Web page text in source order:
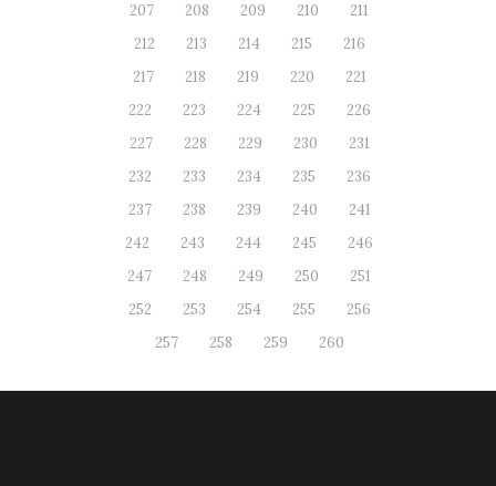
207
208 209 210
211
212
213 214 215
216
217
218 219 220
221
222
223 224 225
226
227
228 229 230
231
232
233 234 235
236
237
238 239 240
241
242
243 244 245
246
247
248 249 250
251
252
253 254 255
256
257
258 259 260